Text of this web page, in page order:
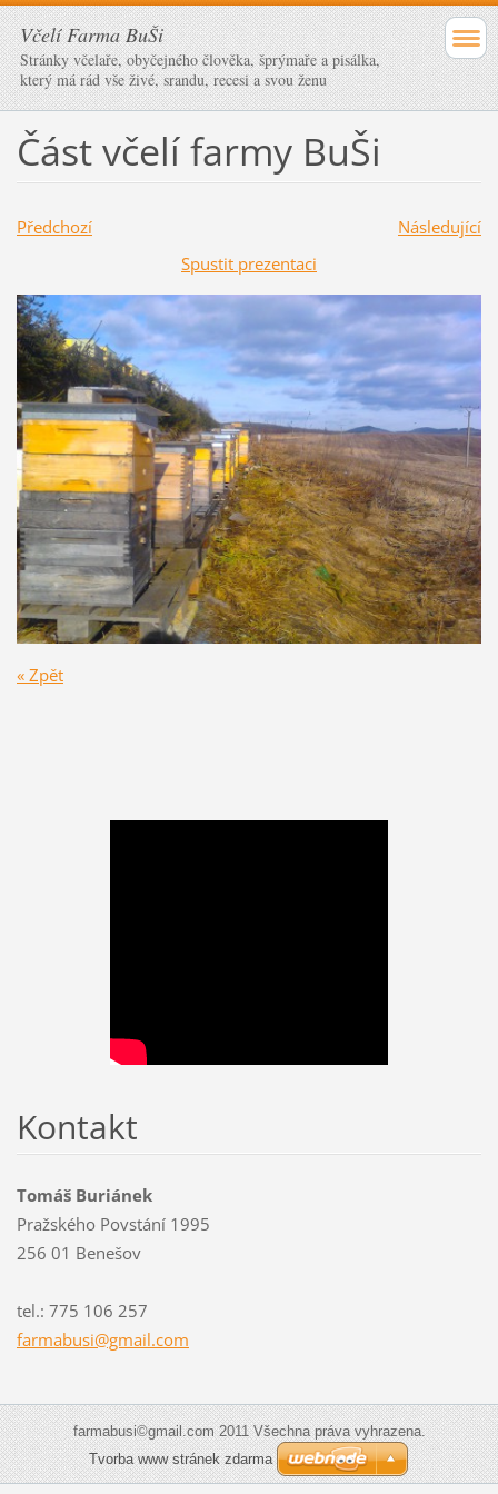
Včelí Farma BuŠi
Stránky včelaře, obyčejného člověka, šprýmaře a pisálka,
který má rád vše živé, srandu, recesi a svou ženu
Část včelí farmy BuŠi
Předchozí
Následující
Spustit prezentaci
« Zpět
Kontakt
Tomáš Buriánek
Pražského Povstání 1995
256 01 Benešov
tel.: 775 106 257
farmabusi@gmail.com
farmabusi©gmail.com 2011 Všechna práva vyhrazena.
Tvorba www stránek zdarma